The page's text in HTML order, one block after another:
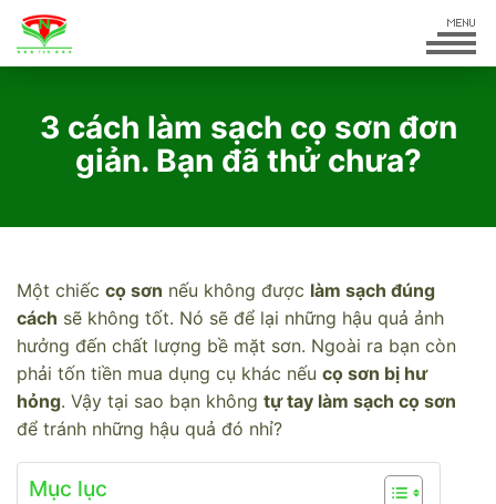
3 cách làm sạch cọ sơn đơn
giản. Bạn đã thử chưa?
Một chiếc cọ sơn nếu không được làm sạch đúng
cách sẽ không tốt. Nó sẽ để lại những hậu quả ảnh
hưởng đến chất lượng bề mặt sơn. Ngoài ra bạn còn
phải tốn tiền mua dụng cụ khác nếu cọ sơn bị hư
hỏng. Vậy tại sao bạn không tự tay làm sạch cọ sơn
để tránh những hậu quả đó nhỉ?
Mục lục